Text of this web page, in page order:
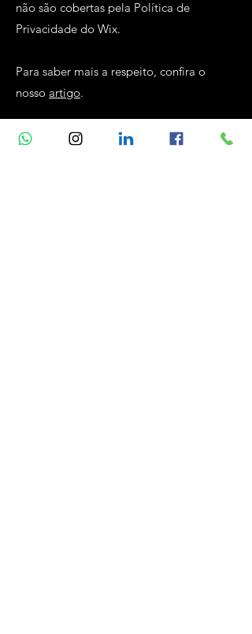
não são cobertas pela Política de
Privacidade do Wix.
Para saber mais a respeito, confira o
nosso artigo.